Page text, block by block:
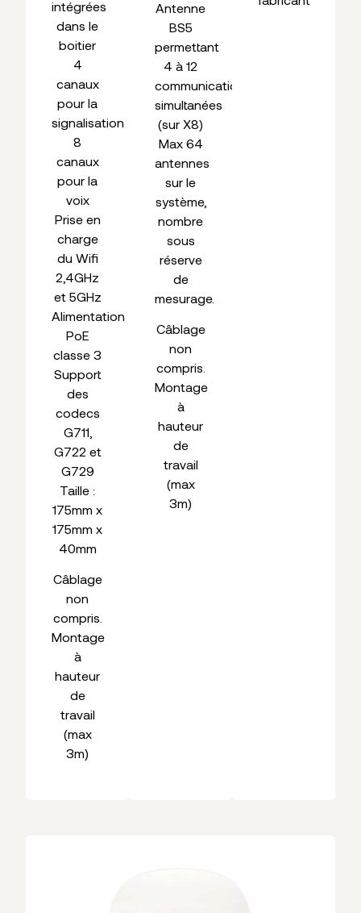
intégrées
dans le
boitier
4
canaux
pour la
signalisation
8
canaux
pour la
voix
Prise en
charge
du Wifi
2,4GHz
et 5GHz
Alimentation
PoE
classe 3
Support
des
codecs
G711,
G722 et
G729
Taille :
175mm x
175mm x
40mm
Câblage
non
compris.
Montage
à
hauteur
de
travail
(max
3m)
Antenne
BS5
permettant
4 à 12
communications
simultanées
(sur X8)
Max 64
antennes
sur le
système,
nombre
sous
réserve
de
mesurage.
Câblage
non
compris.
Montage
à
hauteur
de
travail
(max
3m)